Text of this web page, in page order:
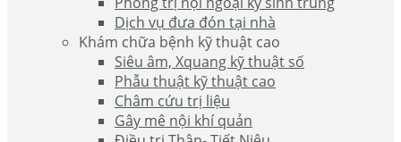
Dịch vụ đưa đón tại nhà
Khám chữa bệnh kỹ thuật cao
Siêu âm, Xquang kỹ thuật số
Phẫu thuật kỹ thuật cao
Châm cứu trị liệu
Gây mê nội khí quản